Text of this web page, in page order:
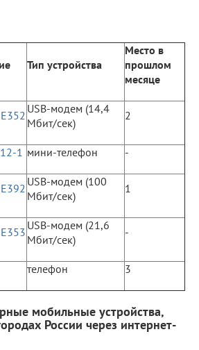
Тип устройства
Место в
прошлом
месяце
USB-модем (14,4
Мбит/сек)
2
1 мини-телефон -
USB-модем (100
Мбит/сек)
1
USB-модем (21,6
Мбит/сек)
-
телефон 3
мобильные устройства,
России через интернет-